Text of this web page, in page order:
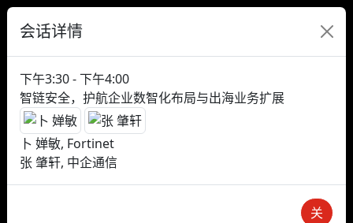
会话详情
下午3:30 - 下午4:00
智链安全，护航企业数智化布局与出海业务扩展
卜 婵敏, Fortinet
张 肇轩, 中企通信
关